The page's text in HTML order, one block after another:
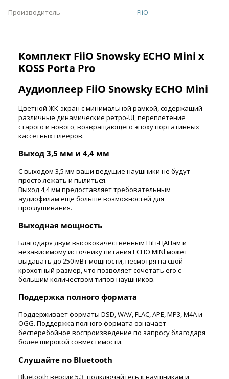
Производитель FiiO
Комплект FiiO Snowsky ECHO Mini x
KOSS Porta Pro
Аудиоплеер FiiO Snowsky ECHO Mini
Цветной ЖК-экран с минимальной рамкой, содержащий
различные динамические ретро-Ul, переплетение
старого и нового, возвращающего эпоху портативных
кассетных плееров.
Выход 3,5 мм и 4,4 мм
С выходом 3,5 мм ваши ведущие наушники не будут
просто лежать и пылиться.
Выход 4,4 мм предоставляет требовательным
аудиофилам еще больше возможностей для
прослушивания.
Выходная мощность
Благодаря двум высококачественным HiFi-ЦАПам и
независимому источнику питания ECHO MINl может
выдавать до 250 мВт мощности, несмотря на свой
крохотный размер, что позволяет сочетать его с
большим количеством типов наушников.
Поддержка полного формата
Поддерживает форматы DSD, WAV, FLAC, APE, MP3, M4A и
OGG. Поддержка полного формата означает
бесперебойное воспроизведение по запросу благодаря
более широкой совместимости.
Слушайте по Bluetooth
Bluetooth версии 5.3, подключайтесь к наушникам и